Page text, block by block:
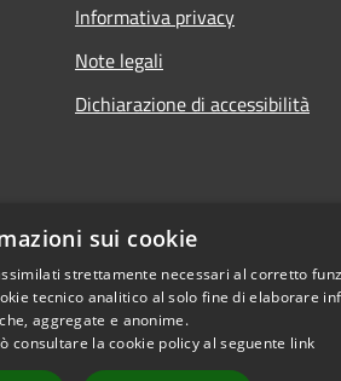
Informativa privacy
Note legali
Dichiarazione di accessibilità
sui cookie
strettamente necessari al corretto
tecnico analitico al solo fine di elaborare
aggregate e anonime.
consultare la cookie policy al seguente link